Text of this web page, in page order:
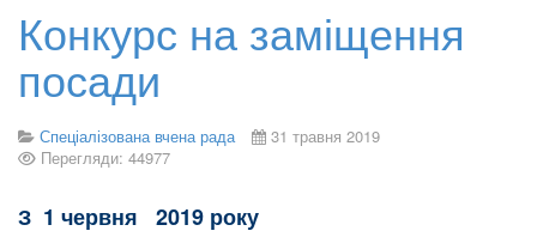
Конкурс на заміщення
посади
Спеціалізована вчена рада
31 травня 2019
Перегляди: 44977
З 1 червня 2019 року